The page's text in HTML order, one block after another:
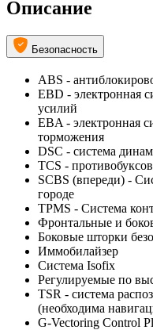
Описание
Безопасность
ABS -
EBD - электронная
усилий
EBA - электронная
торможения
DSC - система
TCS -
SCBS (впереди) -
городе
TPMS - Cистема
Фронтальные и
Боковые шторки
Иммобилайзер
Система Isofix
Регулируемые по
TSR - система
(необходима
G-Vectoring Control